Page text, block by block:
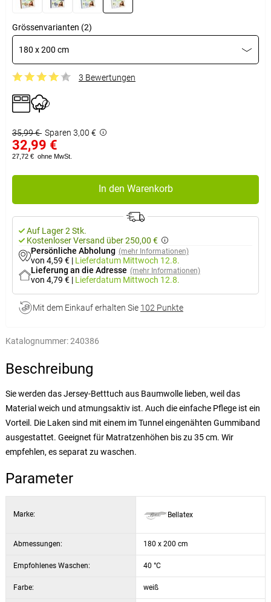
Grössenvarianten (2)
180 x 200 cm
3 Bewertungen
35,99 € Sparen 3,00 €
32,99 €
27,72 € ohne MwSt.
In den Warenkorb
Auf Lager 2 Stk.
Kostenloser Versand über 250,00 €
Persönliche Abholung (mehr Informationen)
von 4,59 € | Lieferdatum Mittwoch 12.8.
Lieferung an die Adresse (mehr Informationen)
von 4,79 € | Lieferdatum Mittwoch 12.8.
Mit dem Einkauf erhalten Sie 102 Punkte
Katalognummer:240386
Beschreibung
Sie werden das Jersey-Betttuch aus Baumwolle lieben, weil das
Material weich und atmungsaktiv ist. Auch die einfache Pflege ist ein
Vorteil. Die Laken sind mit einem im Tunnel eingenähten Gummiband
ausgestattet. Geeignet für Matratzenhöhen bis zu 35 cm. Wir
empfehlen, es separat zu waschen.
Parameter
Marke: Bellatex
Abmessungen: 180 x 200 cm
Empfohlenes Waschen: 40 °C
Farbe: weiß